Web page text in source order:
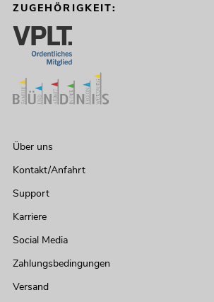
ZUGEHÖRIGKEIT:
Über uns
Kontakt/Anfahrt
Support
Karriere
Social Media
Zahlungsbedingungen
Versand